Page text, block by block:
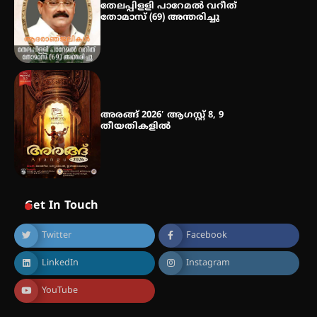
തേലപ്പിളളി പാറേമൽ വറീത്
തോമാസ് (69) അന്തരിച്ചു
അരങ്ങ് 2026′ ആഗസ്റ്റ് 8, 9
തീയതികളിൽ
Get In Touch
Twitter Facebook
LinkedIn Instagram
YouTube